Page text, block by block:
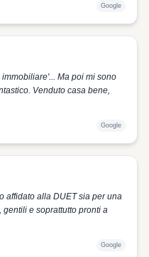
Google
Ma poi mi sono
Venduto casa bene,
Google
affidato alla DUET sia per una
e soprattutto pronti a
Google